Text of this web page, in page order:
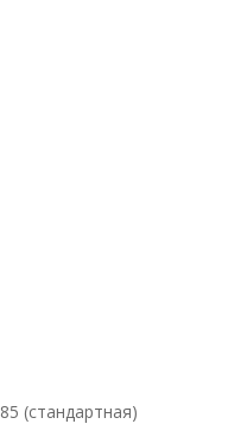
85 (стандартная)